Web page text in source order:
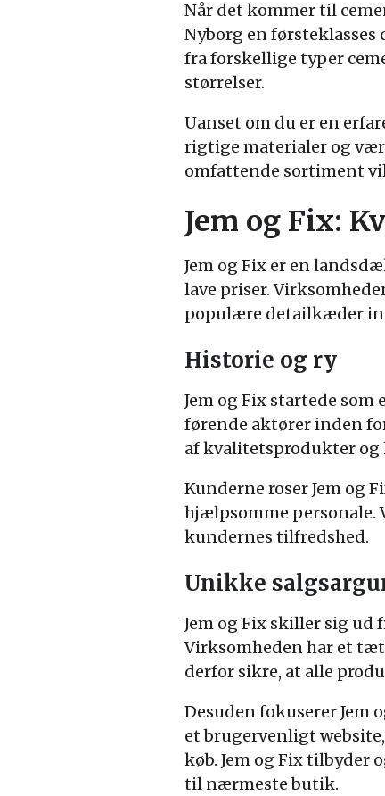
Når det kommer til
Nyborg en
fra forskellige typer
størrelser.
Uanset om du er en
rigtige materialer og
omfattende sortiment
Jem og Fix:
Jem og Fix er en
lave priser.
populære detailkæder
Historie og ry
Jem og Fix startede
førende aktører inden
af kvalitetsprodukter
Kunderne roser Jem og
hjælpsomme personale.
kundernes tilfredshed.
Unikke
Jem og Fix skiller sig
Virksomheden har et
derfor sikre, at alle
Desuden fokuserer Jem
et brugervenligt
køb. Jem og Fix
til nærmeste butik.